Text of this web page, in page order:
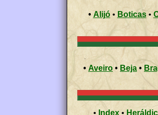
• Alijó• Boticas•
• Aveiro • Beja •
• Index•